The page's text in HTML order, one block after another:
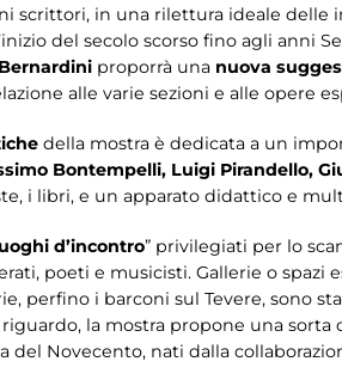
scrittori, in una rilettura ideale delle
del secolo scorso fino agli anni
proporrà una nuova
alle varie sezioni e alle opere
della mostra è dedicata a un
Bontempelli, Luigi Pirandello,
i libri, e un apparato didattico e
d’incontro” privilegiati per lo
poeti e musicisti. Gallerie o
perfino i barconi sul Tevere, sono
la mostra propone una
del Novecento, nati dalla